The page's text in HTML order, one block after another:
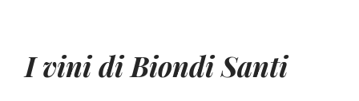
I vini di Biondi Santi